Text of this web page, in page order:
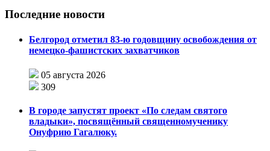
Последние новости
Белгород отметил 83-ю годовщину освобождения от
немецко-фашистских захватчиков
05 августа 2026
309
В городе запустят проект «По следам святого
владыки», посвящённый священномученику
Онуфрию Гагалюку.